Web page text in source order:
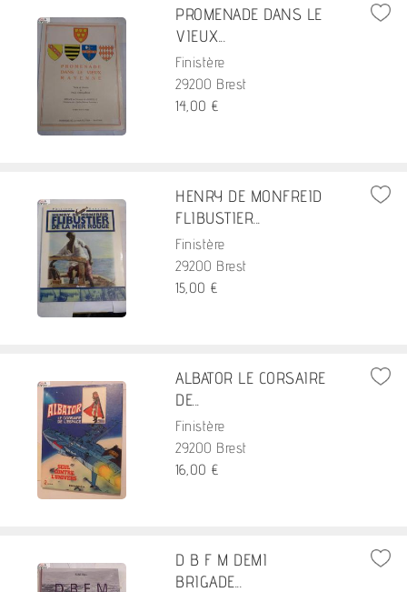
PROMENADE DANS LE
VIEUX...
Finistère
29200 Brest
14,00 €
HENRY DE MONFREID
FLIBUSTIER...
Finistère
29200 Brest
15,00 €
ALBATOR LE CORSAIRE
DE...
Finistère
29200 Brest
16,00 €
D B F M DEMI
BRIGADE...